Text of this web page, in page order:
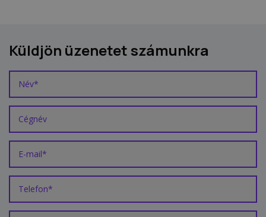
Küldjön üzenetet számunkra